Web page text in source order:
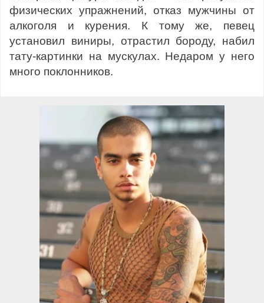
физических упражнений, отказ мужчины от
алкоголя и курения. К тому же, певец
установил виниры, отрастил бороду, набил
тату-картинки на мускулах. Недаром у него
много поклонников.